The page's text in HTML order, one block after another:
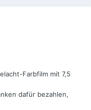
Farbfilm mit 7,5
dafür bezahlen,